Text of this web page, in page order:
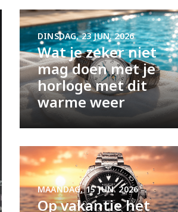
Wat je zeker niet
mag doen met je
horloge met dit
warme weer
DINSDAG, 23 JUN. 2026
Op vakantie het
MAANDAG, 15 JUN. 2026